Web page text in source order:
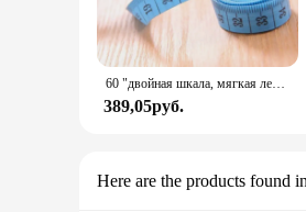
60 "двойная шкала, мягкая лента 150 см/60 дюймов, двухсторонняя гибкая линейка для измерения потери веса, шитье медицинского
389,05руб.
Here are the products found